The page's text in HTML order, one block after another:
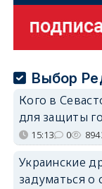
Выбор
Кого в
для защиты
15:13 0
Украинские
задуматься о